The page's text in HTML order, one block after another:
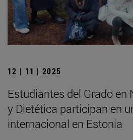
12 | 11 | 2025
Estudiantes del Grado
y Dietética participan en
internacional en Estonia